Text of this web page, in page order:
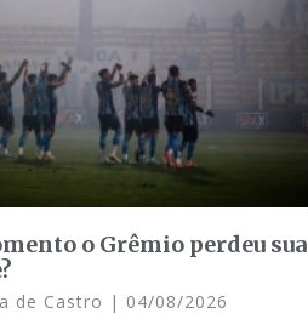
o Grêmio perdeu sua
de Castro 04/08/2026